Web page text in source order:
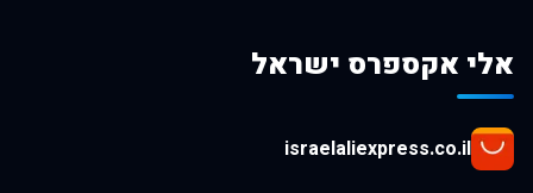
אלי אקספרס ישראל
israelaliexpress.co.il